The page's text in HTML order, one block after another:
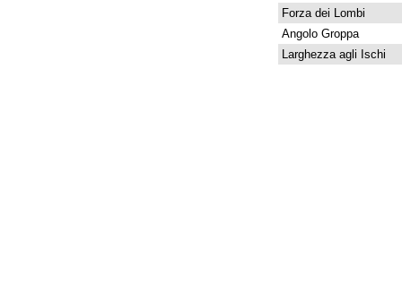
Forza dei Lombi
Angolo Groppa
Larghezza agli Ischi